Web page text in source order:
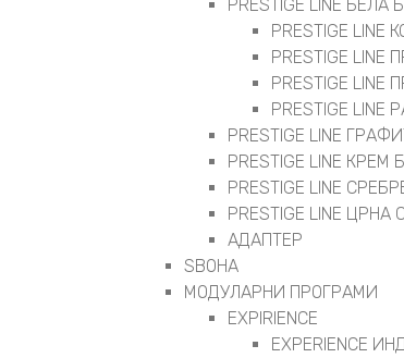
PRESTIGE LINE БЕЛА
PRESTIGE
PRESTIGE
PRESTIGE
PRESTIGE LINE
PRESTIGE LINE
PRESTIGE LINE КРЕМ
PRESTIGE LINE
PRESTIGE LINE
АДАПТЕР
ЅВОНА
МОДУЛАРНИ ПРОГРАМИ
EXPIRIENCE
EXPERIENCE